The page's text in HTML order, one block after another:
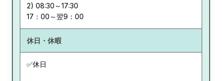
2) 08:30～17:30
休日・休暇
✅休日